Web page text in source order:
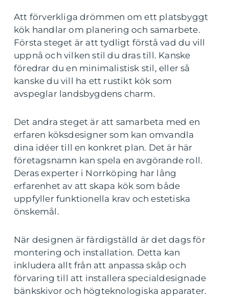
Att förverkliga drömmen om ett platsbyggt
kök handlar om planering och samarbete.
Första steget är att tydligt förstå vad du vill
uppnå och vilken stil du dras till. Kanske
föredrar du en minimalistisk stil, eller så
kanske du vill ha ett rustikt kök som
avspeglar landsbygdens charm.
Det andra steget är att samarbeta med en
erfaren köksdesigner som kan omvandla
dina idéer till en konkret plan. Det är här
företagsnamn kan spela en avgörande roll.
Deras experter i Norrköping har lång
erfarenhet av att skapa kök som både
uppfyller funktionella krav och estetiska
önskemål.
När designen är färdigställd är det dags för
montering och installation. Detta kan
inkludera allt från att anpassa skåp och
förvaring till att installera specialdesignade
bänkskivor och högteknologiska apparater.